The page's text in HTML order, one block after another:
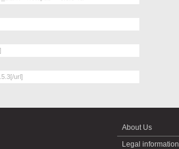
About Us
Legal information